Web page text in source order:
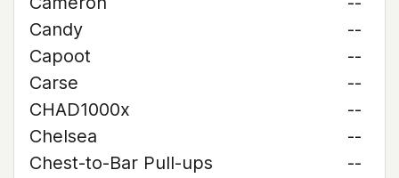
Candy
--
Capoot
--
Carse
--
CHAD1000x
--
Chelsea
--
Chest-to-Bar Pull-ups
--